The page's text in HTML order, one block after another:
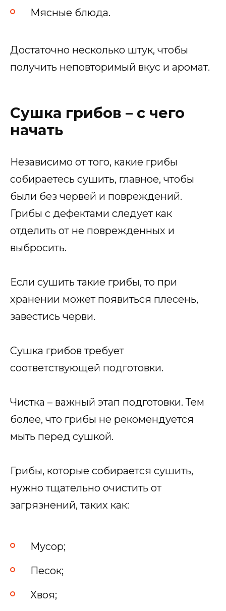
Мясные блюда.
Достаточно несколько штук, чтобы
получить неповторимый вкус и аромат.
Сушка грибов – с чего
начать
Независимо от того, какие грибы
собираетесь сушить, главное, чтобы
были без червей и повреждений.
Грибы с дефектами следует как
отделить от не поврежденных и
выбросить.
Если сушить такие грибы, то при
хранении может появиться плесень,
завестись черви.
Сушка грибов требует
соответствующей подготовки.
Чистка – важный этап подготовки. Тем
более, что грибы не рекомендуется
мыть перед сушкой.
Грибы, которые собирается сушить,
нужно тщательно очистить от
загрязнений, таких как:
Мусор;
Песок;
Хвоя;